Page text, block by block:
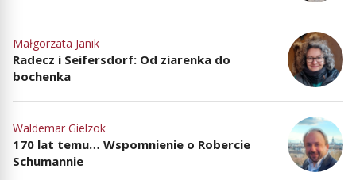
Małgorzata Janik
Radecz i Seifersdorf: Od ziarenka do
bochenka
Waldemar Gielzok
170 lat temu… Wspomnienie o Robercie
Schumannie